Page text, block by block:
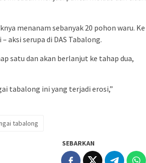
menanam sebanyak 20 pohon waru. Ke
aksi serupa di DAS Tabalong.
satu dan akan berlanjut ke tahap dua,
tabalong ini yang terjadi erosi,”
tabalong
SEBARKAN